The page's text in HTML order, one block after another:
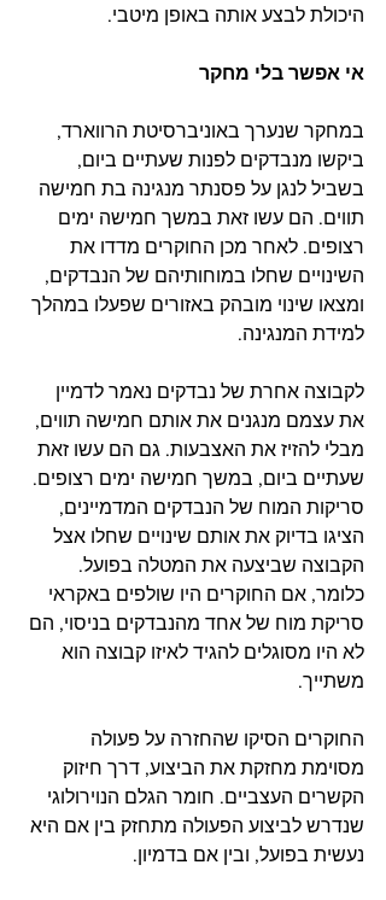
היכולת לבצע אותה באופן מיטבי.
אי אפשר בלי מחקר
במחקר שנערך באוניברסיטת הרווארד,
ביקשו מנבדקים לפנות שעתיים ביום,
בשביל לנגן על פסנתר מנגינה בת חמישה
תווים. הם עשו זאת במשך חמישה ימים
רצופים. לאחר מכן החוקרים מדדו את
השינויים שחלו במוחותיהם של הנבדקים,
ומצאו שינוי מובהק באזורים שפעלו במהלך
למידת המנגינה.
לקבוצה אחרת של נבדקים נאמר לדמיין
את עצמם מנגנים את אותם חמישה תווים,
מבלי להזיז את האצבעות. גם הם עשו זאת
שעתיים ביום, במשך חמישה ימים רצופים.
סריקות המוח של הנבדקים המדמיינים,
הציגו בדיוק את אותם שינויים שחלו אצל
הקבוצה שביצעה את המטלה בפועל.
כלומר, אם החוקרים היו שולפים באקראי
סריקת מוח של אחד מהנבדקים בניסוי, הם
לא היו מסוגלים להגיד לאיזו קבוצה הוא
משתייך.
החוקרים הסיקו שהחזרה על פעולה
מסוימת מחזקת את הביצוע, דרך חיזוק
הקשרים העצביים. חומר הגלם הנוירולוגי
שנדרש לביצוע הפעולה מתחזק בין אם היא
נעשית בפועל, ובין אם בדמיון.